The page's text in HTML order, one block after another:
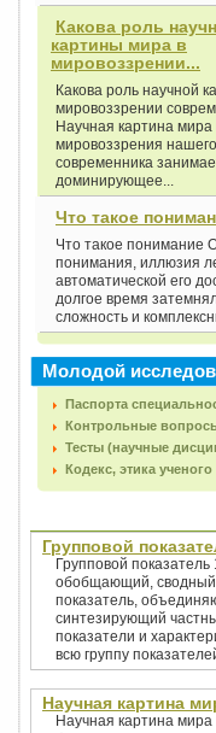
Какова роль
картины мира в
мировоззрении...
Какова роль научной
мировоззрении
Научная картина мира
мировоззрения нашего
современника
доминирующее...
Что такое
Что такое понимание
понимания, иллюзия
автоматической его
долгое время
сложность и
Молодой
Паспорта
Контрольные
Тесты (научные
Кодекс, этика ученого
Групповой
Групповой показатель
обобщающий, сводный
показатель,
синтезирующий
показатели и
всю группу
Научная картина
Научная картина